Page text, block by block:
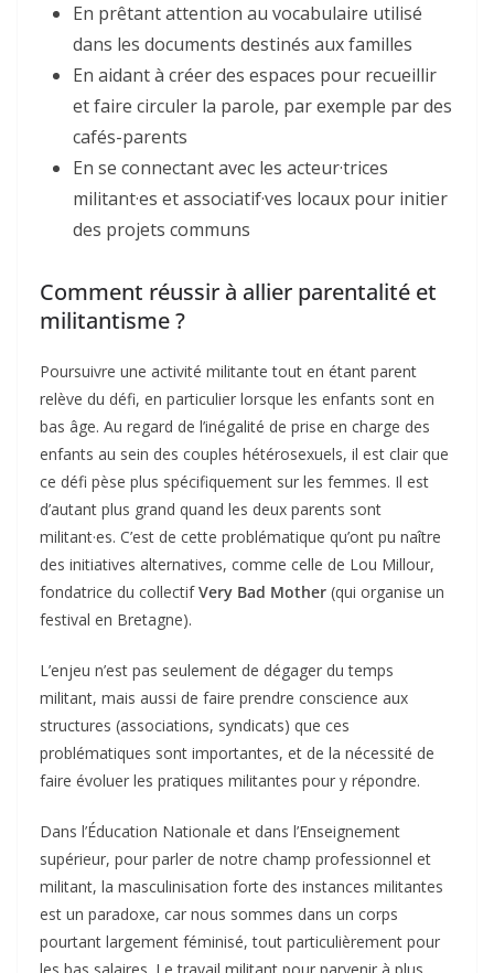
En prêtant attention au vocabulaire utilisé
dans les documents destinés aux familles
En aidant à créer des espaces pour recueillir
et faire circuler la parole, par exemple par des
cafés-parents
En se connectant avec les acteur·trices
militant·es et associatif·ves locaux pour initier
des projets communs
Comment réussir à allier parentalité et
militantisme ?
Poursuivre une activité militante tout en étant parent
relève du défi, en particulier lorsque les enfants sont en
bas âge. Au regard de l’inégalité de prise en charge des
enfants au sein des couples hétérosexuels, il est clair que
ce défi pèse plus spécifiquement sur les femmes. Il est
d’autant plus grand quand les deux parents sont
militant·es. C’est de cette problématique qu’ont pu naître
des initiatives alternatives, comme celle de Lou Millour,
fondatrice du collectifVery Bad Mother (qui organise un
festival en Bretagne).
L’enjeu n’est pas seulement de dégager du temps
militant, mais aussi de faire prendre conscience aux
structures (associations, syndicats) que ces
problématiques sont importantes, et de la nécessité de
faire évoluer les pratiques militantes pour y répondre.
Dans l’Éducation Nationale et dans l’Enseignement
supérieur, pour parler de notre champ professionnel et
militant, la masculinisation forte des instances militantes
est un paradoxe, car nous sommes dans un corps
pourtant largement féminisé, tout particulièrement pour